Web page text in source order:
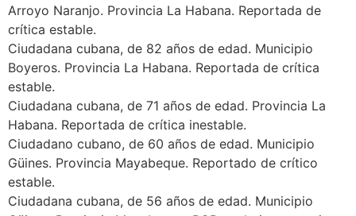
Arroyo Naranjo. Provincia La Habana. Reportada de
crítica estable.
Ciudadana cubana, de 82 años de edad. Municipio
Boyeros. Provincia La Habana. Reportada de crítica
estable.
Ciudadana cubana, de 71 años de edad. Provincia La
Habana. Reportada de crítica inestable.
Ciudadano cubano, de 60 años de edad. Municipio
Güines. Provincia Mayabeque. Reportado de crítico
estable.
Ciudadana cubana, de 56 años de edad. Municipio